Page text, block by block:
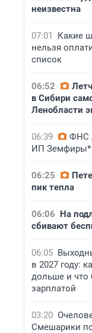
неизвестна
07:01
Какие
нельзя
список
06:52
в Сибири
Ленобласти
06:39
ФНС
ИП Земфиры*
06:25
пик тепла
06:06 На
сбивают
06:05
в 2027 году:
дольше и что
зарплатой
03:20
Смешарики